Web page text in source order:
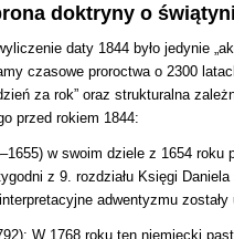
doktryny o
daty 1844 było jedynie
czasowe proroctwa o 2300
za rok” oraz strukturalna
przed rokiem 1844:
w swoim dziele z 1654
z 9. rozdziału Księgi
adwentyzmu
W 1768 roku ten niemiecki